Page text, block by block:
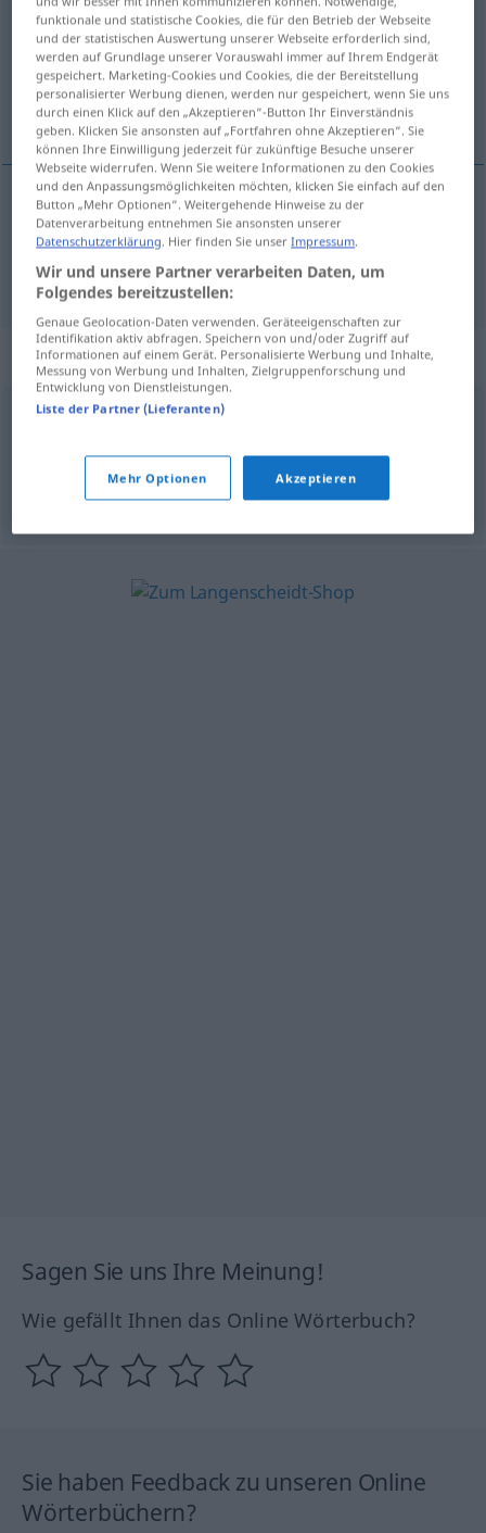
Übersicht aller Übersetzungen
(Für mehr Details die Übersetzung anklicken/antippen)
Diebstahl, Raub
Diebstahlm latrocinio
Raubm latrocinio(≈ atraco)
Synonyme für "latrocinio"
desfalco
Sagen Sie uns Ihre Meinung!
Wie gefällt Ihnen das Online Wörterbuch?
Sie haben Feedback zu unseren Online
Wörterbüchern?
funktionale und statistische Cookies, die für den Betrieb der Webseite
und der statistischen Auswertung unserer Webseite erforderlich sind,
werden auf Grundlage unserer Vorauswahl immer auf Ihrem Endgerät
gespeichert. Marketing-Cookies und Cookies, die der Bereitstellung
personalisierter Werbung dienen, werden nur gespeichert, wenn Sie uns
durch einen Klick auf den „Akzeptieren“-Button Ihr Einverständnis
geben. Klicken Sie ansonsten auf „Fortfahren ohne Akzeptieren“. Sie
können Ihre Einwilligung jederzeit für zukünftige Besuche unserer
Webseite widerrufen. Wenn Sie weitere Informationen zu den Cookies
und den Anpassungsmöglichkeiten möchten, klicken Sie einfach auf den
Button „Mehr Optionen“. Weitergehende Hinweise zu der
Datenverarbeitung entnehmen Sie ansonsten unserer
Datenschutzerklärung. Hier finden Sie unserImpressum.
Wir und unsere Partner verarbeiten Daten, um
Folgendes bereitzustellen:
Genaue Geolocation-Daten verwenden. Geräteeigenschaften zur
Identifikation aktiv abfragen. Speichern von und/oder Zugriff auf
Informationen auf einem Gerät. Personalisierte Werbung und Inhalte,
Messung von Werbung und Inhalten, Zielgruppenforschung und
Entwicklung von Dienstleistungen.
Liste der Partner (Lieferanten)
Mehr Optionen Akzeptieren